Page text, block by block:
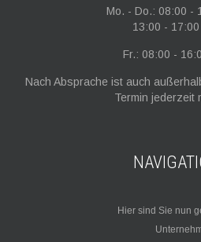
Mo. - Do.: 08:00 -
13:00 -
Fr.: 08:00 -
Nach Absprache ist auch
Termin jederzeit
Hier sind Sie nun